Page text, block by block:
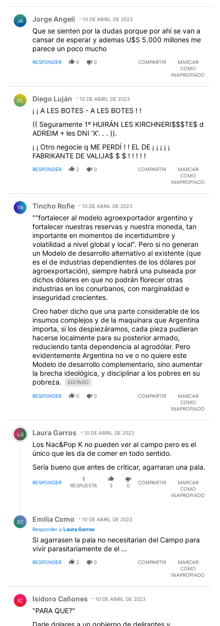
JA Jorge Angeli 10 DE ABRIL DE 2023
Que se sienten por la dudas porque por ahi se van a
cansar de esperar y ademas U$S 5.000 millones me
parece un poco mucho
RESPONDER 0 0 COMPARTIR
MARCAR
COMO
INAPROPIADO
DL Diego Luján 10 DE ABRIL DE 2023
¡ ¡ A LES BOTES - A LES BOTES ! !
(( Seguramente 1º HUIRÁN LES KIRCHNERI$$$TE$ d
ADREIM + les DNI ‘X’. . . )).
¡ ¡ Otro negocie q ME PERDÍ ! ! EL DE ¡ ¡ ¡ ¡ ¡
FABRIKANTE DE VALIJA$ $ $ ! ! ! ! !
RESPONDER 2 0 COMPARTIR
MARCAR
COMO
INAPROPIADO
TR Tincho Rofie 10 DE ABRIL DE 2023
""fortalecer al modelo agroexportador argentino y
fortalecer nuestras reservas y nuestra moneda, tan
importante en momentos de incertidumbre y
volatilidad a nivel global y local". Pero si no generan
un Modelo de desarrollo alternativo al existente (que
es el de industrias dependientes de los dólares por
agroexportación), siempre habrá una pulseada por
dichos dólares en que no podrán florecer otras
industrias en los conurbanos, con marginalidad e
inseguridad crecientes.
Creo haber dicho que una parte considerable de los
insumos complejos y de la maquinara que Argentina
importa, si los despiezáramos, cada pieza pudieran
hacerse localmente para su posterior armado,
reduciendo tanta dependencia al agrodólar. Pero
evidentemente Argentina no ve o no quiere este
Modelo de desarrollo complementario, sino aumentar
la brecha ideológica, y disciplinar a los pobres en su
pobreza.
EDITADO
RESPONDER 0 0 COMPARTIR
MARCAR
COMO
INAPROPIADO
Comentario de Laura Garros.
LG Laura Garros 10 DE ABRIL DE 2023
Los Nac&Pop K no pueden ver al campo pero es el
único que les da de comer en todo sentido.
Sería bueno que antes de criticar, agarraran una pala.
RESPONDER
1
RESPUESTA
3 0
COMPARTIR
MARCAR
COMO
INAPROPIADO
EC Emilia Como
10 DE ABRIL DE 2023
Responder a Laura Garros
Si agarrasen la pala no necesitarian del Campo para
vivir parasitariamente de el ...
RESPONDER 2 0 COMPARTIR
MARCAR
COMO
INAPROPIADO
IC Isidoro Cañones 10 DE ABRIL DE 2023
"PARA QUE?"
Darle dolares a un gobierno de delirantes y